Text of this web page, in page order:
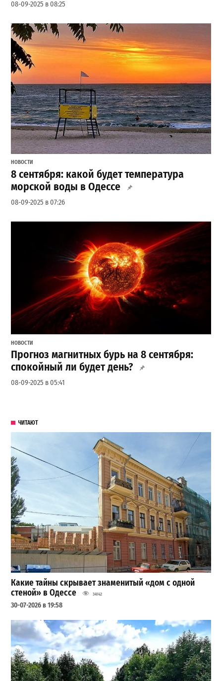
08-09-2025 в 08:25
НОВОСТИ
8 сентября: какой будет температура
морской воды в Одессе
08-09-2025 в 07:26
НОВОСТИ
Прогноз магнитных бурь на 8 сентября:
спокойный ли будет день?
08-09-2025 в 05:41
ЧИТАЮТ
Какие тайны скрывает знаменитый «дом с одной
стеной» в Одессе
34142
30-07-2026 в 19:58